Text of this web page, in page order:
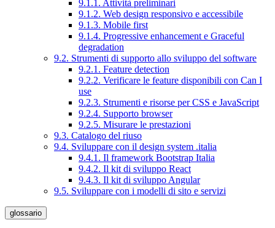
9.1.1. Attività preliminari
9.1.2. Web design responsivo e accessibile
9.1.3. Mobile first
9.1.4. Progressive enhancement e Graceful
degradation
9.2. Strumenti di supporto allo sviluppo del software
9.2.1. Feature detection
9.2.2. Verificare le feature disponibili con Can I
use
9.2.3. Strumenti e risorse per CSS e JavaScript
9.2.4. Supporto browser
9.2.5. Misurare le prestazioni
9.3. Catalogo del riuso
9.4. Sviluppare con il design system .italia
9.4.1. Il framework Bootstrap Italia
9.4.2. Il kit di sviluppo React
9.4.3. Il kit di sviluppo Angular
9.5. Sviluppare con i modelli di sito e servizi
glossario